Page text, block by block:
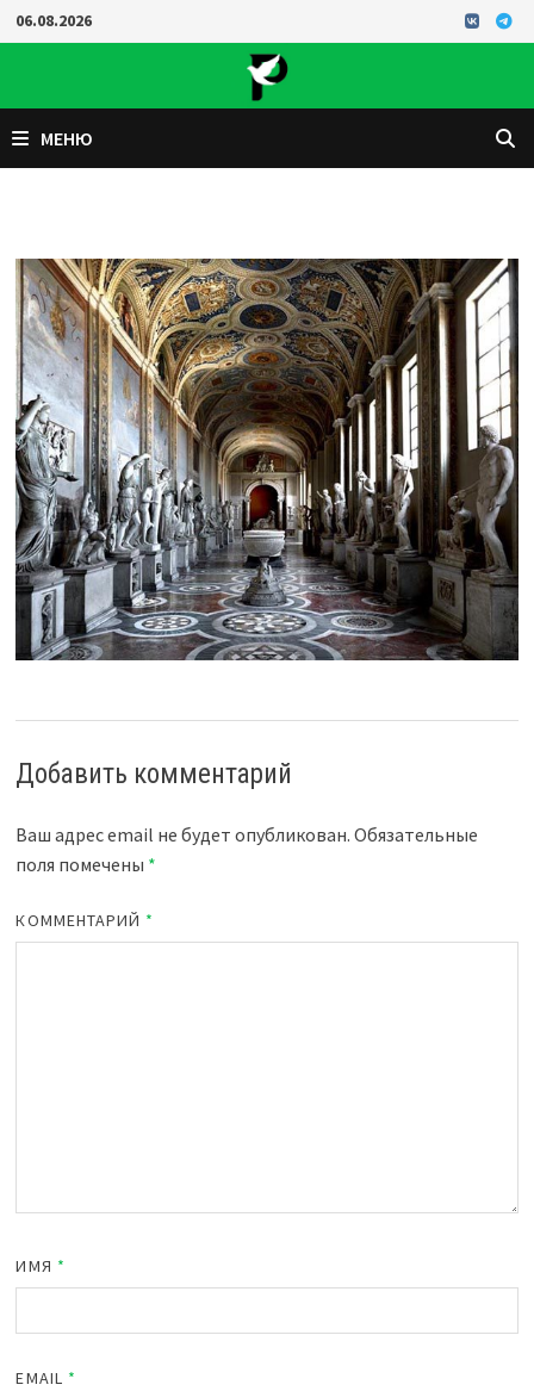
Перейти
к
06.08.2026
МЕНЮ
Добавить комментарий
Ваш адрес email не будет опубликован. Обязательные
поля помечены *
КОММЕНТАРИЙ *
ИМЯ *
EMAIL *